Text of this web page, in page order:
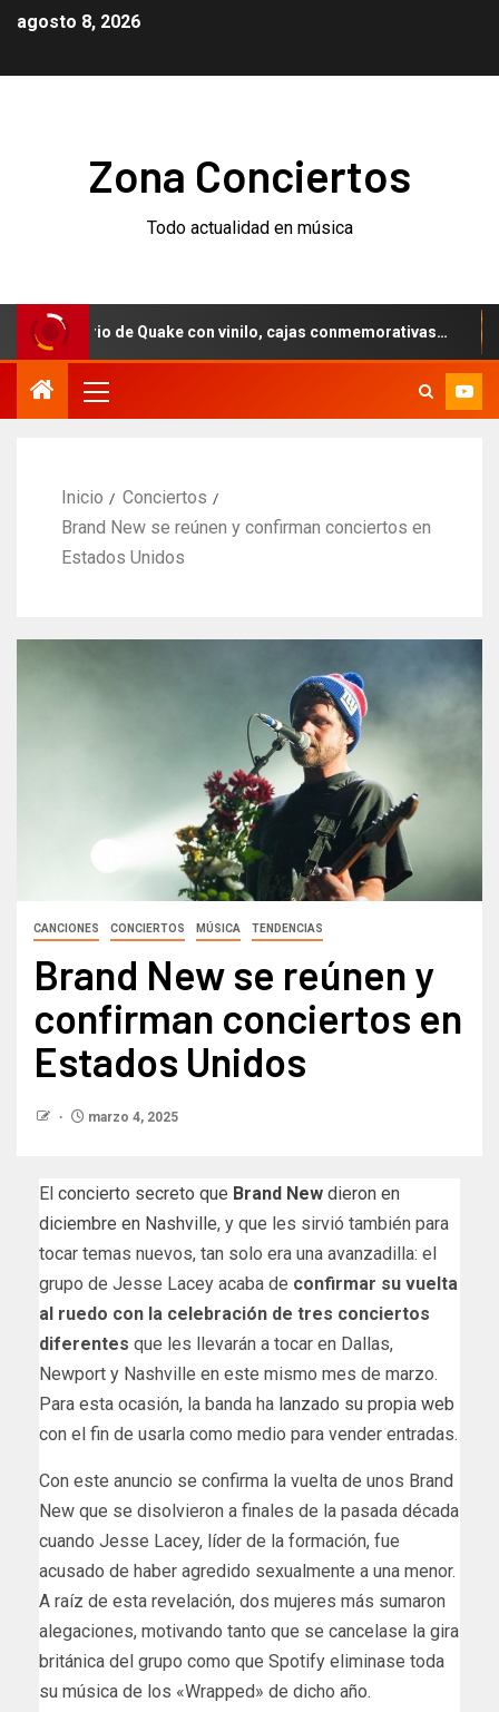
agosto 8, 2026
Zona Conciertos
Todo actualidad en música
de Quake con vinilo, cajas conmemorativas…
Inicio
Conciertos
Brand New se reúnen y confirman conciertos en
Estados Unidos
CANCIONES CONCIERTOS MÚSICA TENDENCIAS
Brand New se reúnen y
confirman conciertos en
Estados Unidos
marzo 4, 2025
El concierto secreto que Brand New dieron en
diciembre en Nashville, y que les sirvió también para
tocar temas nuevos, tan solo era una avanzadilla: el
grupo de Jesse Lacey acaba de confirmar su vuelta
al ruedo con la celebración de tres conciertos
diferentes que les llevarán a tocar en Dallas,
Newport y Nashville en este mismo mes de marzo.
Para esta ocasión, la banda ha lanzado su propia web
con el fin de usarla como medio para vender entradas.
Con este anuncio se confirma la vuelta de unos Brand
New que se disolvieron a finales de la pasada década
cuando Jesse Lacey, líder de la formación, fue
acusado de haber agredido sexualmente a una menor.
A raíz de esta revelación, dos mujeres más sumaron
alegaciones, motivando tanto que se cancelase la gira
británica del grupo como que Spotify eliminase toda
su música de los «Wrapped» de dicho año.